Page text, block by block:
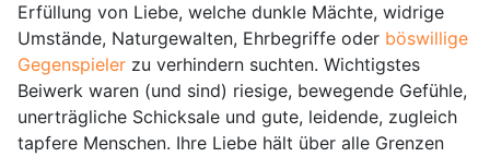
Erfüllung von Liebe, welche dunkle Mächte, widrige
Umstände, Naturgewalten, Ehrbegriffe oder böswillige
Gegenspieler zu verhindern suchten. Wichtigstes
Beiwerk waren (und sind) riesige, bewegende Gefühle,
unerträgliche Schicksale und gute, leidende, zugleich
tapfere Menschen. Ihre Liebe hält über alle Grenzen